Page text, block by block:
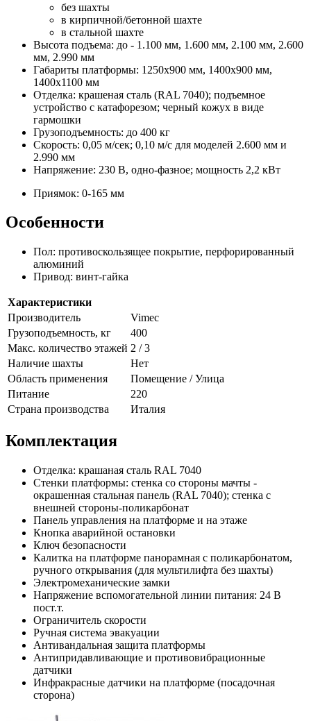
без шахты
в кирпичной/бетонной шахте
в стальной шахте
Высота подъема: до - 1.100 мм, 1.600 мм, 2.100 мм, 2.600
мм, 2.990 мм
Габариты платформы: 1250x900 мм, 1400x900 мм,
1400x1100 мм
Отделка: крашеная сталь (RAL 7040); подъемное
устройство с катафорезом; черный кожух в виде
гармошки
Грузоподъемность: до 400 кг
Скорость: 0,05 м/сек; 0,10 м/с для моделей 2.600 мм и
2.990 мм
Напряжение: 230 В, одно-фазное; мощность 2,2 кВт
Приямок: 0-165 мм
Особенности
Пол: противоскользящее покрытие, перфорированный
алюминий
Привод: винт-гайка
Характеристики
Производитель
Vimec
Грузоподъемность, кг
400
Макс. количество этажей 2 / 3
Наличие шахты
Нет
Область применения
Помещение / Улица
Питание
220
Страна производства
Италия
Комплектация
Отделка: крашаная сталь RAL 7040
Стенки платформы: стенка со стороны мачты -
окрашенная стальная панель (RAL 7040); стенка с
внешней стороны-поликарбонат
Панель управления на платформе и на этаже
Кнопка аварийной остановки
Ключ безопасности
Калитка на платформе панорамная с поликарбонатом,
ручного открывания (для мультилифта без шахты)
Электромеханические замки
Напряжение вспомогательной линии питания: 24 В
пост.т.
Ограничитель скорости
Ручная система эвакуации
Антивандальная защита платформы
Антипридавливающие и противовибрационные
датчики
Инфракрасные датчики на платформе (посадочная
сторона)